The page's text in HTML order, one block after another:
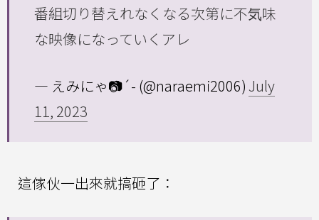
番組切り替えれなくなる次第に不気味
な映像になっていくアレ
— えみにゃ📷´- (@naraemi2006) July
11, 2023
這傢伙一出來就搞砸了：